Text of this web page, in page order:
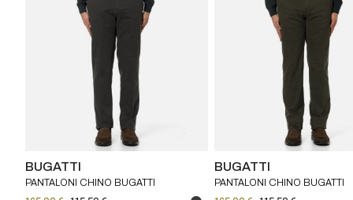
BUGATTI
PANTALONI CHINO BUGATTI
BUGATTI
PANTALONI CHINO BUGATTI